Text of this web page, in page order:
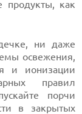
продукты, как
ни даже
освежения,
и ионизации
правил
порчи
в закрытых